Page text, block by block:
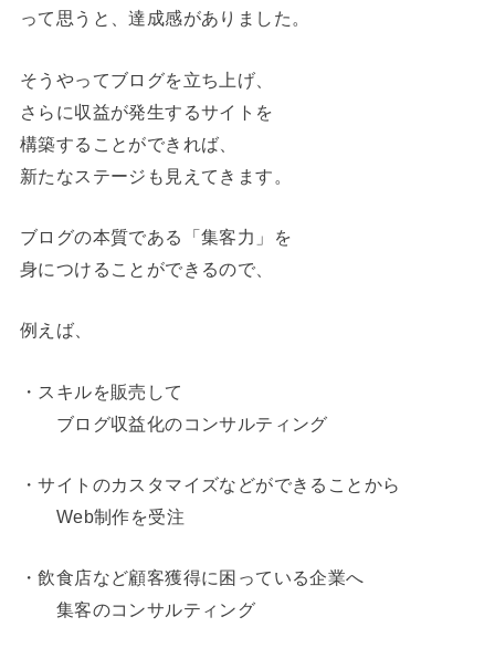
って思うと、達成感がありました。
そうやってブログを立ち上げ、
さらに収益が発生するサイトを
構築することができれば、
新たなステージも見えてきます。
ブログの本質である「集客力」を
身につけることができるので、
例えば、
・スキルを販売して
ブログ収益化のコンサルティング
・サイトのカスタマイズなどができることから
Web制作を受注
・飲食店など顧客獲得に困っている企業へ
集客のコンサルティング